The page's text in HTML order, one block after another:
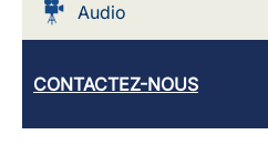
Audio
CONTACTEZ-NOUS